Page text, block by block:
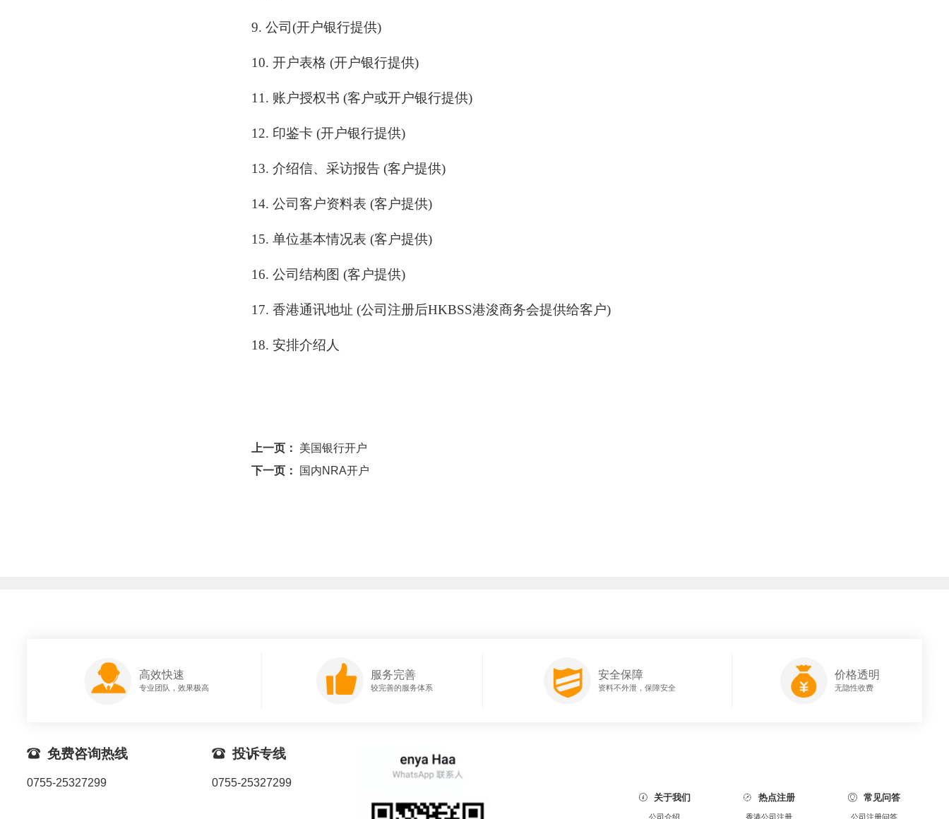
9. 公司(开户银行提供)
10. 开户表格 (开户银行提供)
11. 账户授权书 (客户或开户银行提供)
12. 印鉴卡 (开户银行提供)
13. 介绍信、采访报告 (客户提供)
14. 公司客户资料表 (客户提供)
15. 单位基本情况表 (客户提供)
16. 公司结构图 (客户提供)
17. 香港通讯地址 (公司注册后HKBSS港浚商务会提供给客户)
18. 安排介绍人
上一页：
美国银行开户
下一页：
国内NRA开户
高效快速
专业团队，效果极高
服务完善
较完善的服务体系
安全保障
资料不外泄，保障安全
价格透明
无隐性收费
 免费咨询热线
0755-25327299
 投诉专线
0755-25327299
 关于我们
公司介绍
 热点注册
香港公司注册
 常见问答
公司注册问答